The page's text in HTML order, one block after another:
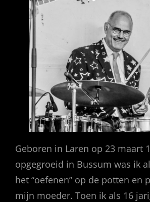
Geboren in Laren op 23 maart
opgegroeid in Bussum was ik
het “oefenen” op de potten en
mijn moeder. Toen ik als 16